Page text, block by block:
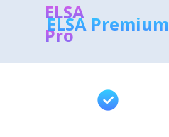
ELSA
Pro
ELSA Premium